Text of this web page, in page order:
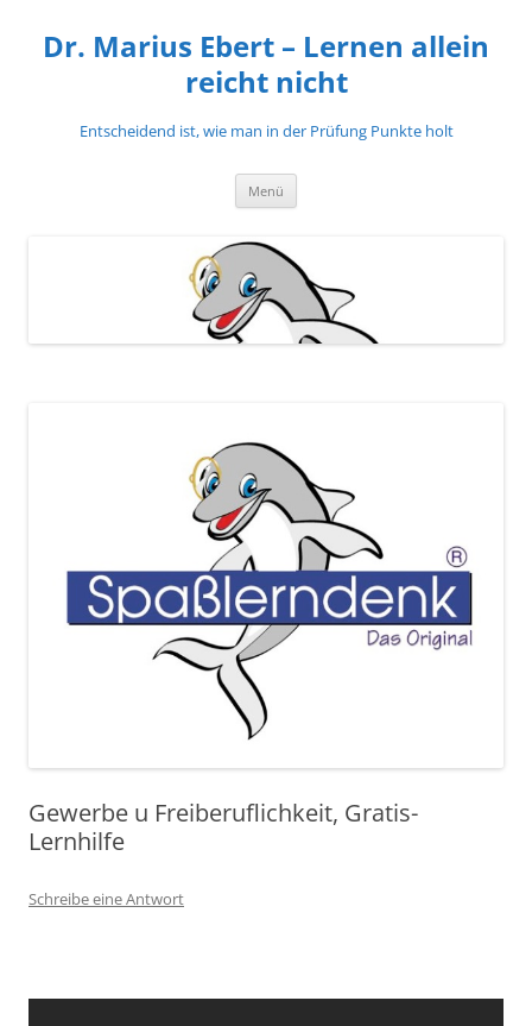
springen
Dr. Marius Ebert – Lernen allein
reicht nicht
Entscheidend ist, wie man in der Prüfung Punkte holt
Menü
Gewerbe u Freiberuflichkeit, Gratis-
Lernhilfe
Schreibe eine Antwort